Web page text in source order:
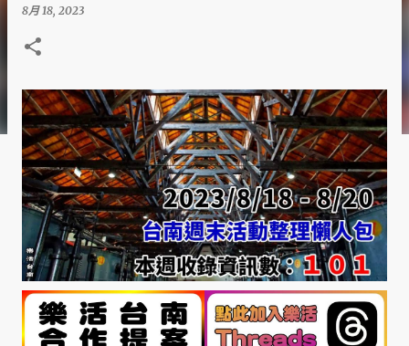
8月 18, 2023